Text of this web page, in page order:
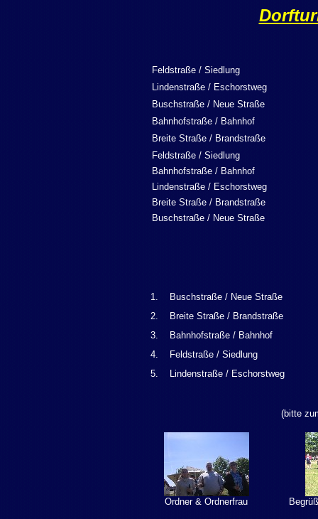
Feldstraße / Siedlung
Lindenstraße / Eschorstweg
Buschstraße / Neue Straße
Bahnhofstraße / Bahnhof
Breite Straße / Brandstraße
Feldstraße / Siedlung
Bahnhofstraße / Bahnhof
Lindenstraße / Eschorstweg
Breite Straße / Brandstraße
Buschstraße / Neue Straße
1.
Buschstraße / Neue Straße
2.
Breite Straße / Brandstraße
3.
Bahnhofstraße / Bahnhof
4.
Feldstraße / Siedlung
5.
Lindenstraße / Eschorstweg
(bitte
Ordner & Ordnerfrau